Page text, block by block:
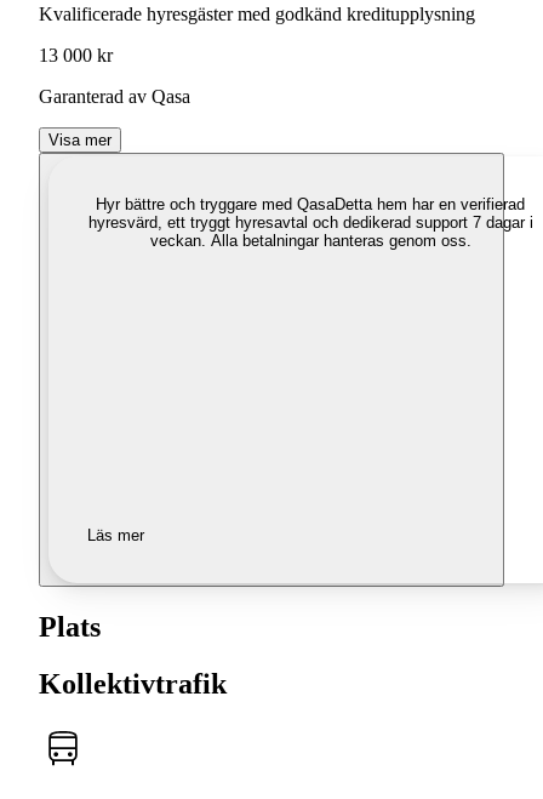
Kvalificerade hyresgäster med godkänd kreditupplysning
13 000 kr
Garanterad av Qasa
Visa mer
Hyr bättre och tryggare med QasaDetta hem har en verifierad
hyresvärd, ett tryggt hyresavtal och dedikerad support 7 dagar i
veckan. Alla betalningar hanteras genom oss.
Läs mer
Plats
Kollektivtrafik